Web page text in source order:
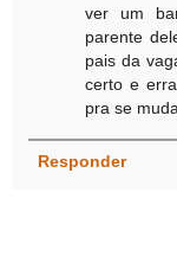
ver um
parente
pais da
certo e
pra se
Responder